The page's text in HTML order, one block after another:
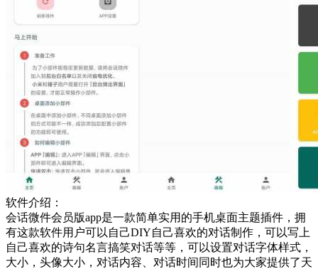
软件介绍：
会话微件会员版app是一款简单实用的手机桌面主题插件，拥
有这款软件用户可以自己DIY自己喜欢的对话制作，可以写上
自己喜欢的诗句名言搞笑对话等等，可以设置对话字体样式，
大小，头像大小，对话内容、对话时间同时也为大家提供了天